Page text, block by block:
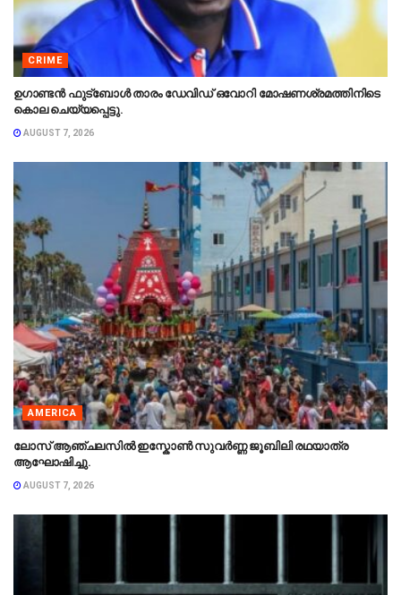
CRIME
ഉഗാണ്ടൻ ഫുട്ബോൾ താരം ഡേവിഡ് ഒവോറി മോഷണശ്രമത്തിനിടെ
കൊല ചെയ്യപ്പെട്ടു.
AUGUST 7, 2026
AMERICA
ലോസ് ആഞ്ചലസിൽ ഇസ്കോൺ സുവർണ്ണ ജൂബിലി രഥയാത്ര
ആഘോഷിച്ചു.
AUGUST 7, 2026